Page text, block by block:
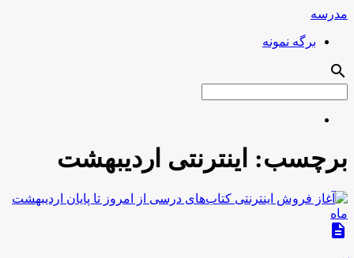
مدرسه
برگه نمونه
search
برچسب: اینترنتی اردیبهشت
description